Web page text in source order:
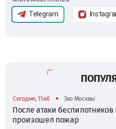
Telegram
Сегодня, 11:46 • Эхо Москвы
После атаки
произошел пожар